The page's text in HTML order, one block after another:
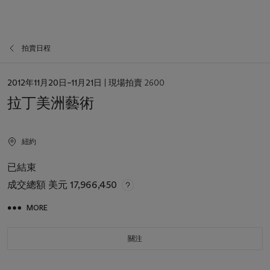
拍賣日程
日
2012年11月20日–11月21日 | 現場拍賣 2600
拉丁美洲藝術
紐約
已結束
成交總額 美元 17,966,450
MORE
關注